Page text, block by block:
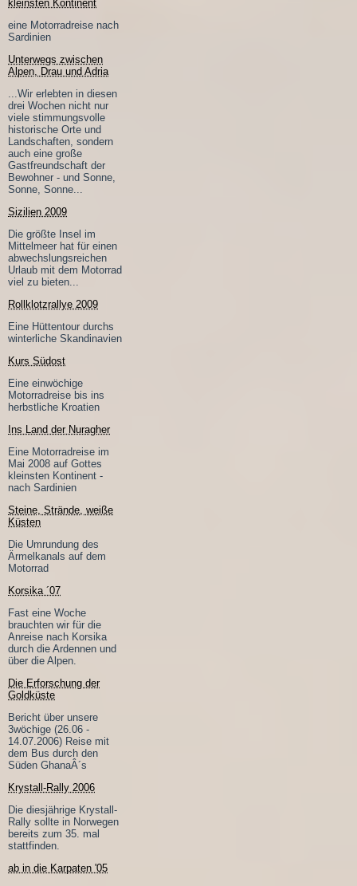
kleinsten Kontinent
eine Motorradreise nach
Sardinien
Unterwegs zwischen
Alpen, Drau und Adria
...Wir erlebten in diesen
drei Wochen nicht nur
viele stimmungsvolle
historische Orte und
Landschaften, sondern
auch eine große
Gastfreundschaft der
Bewohner - und Sonne,
Sonne, Sonne...
Sizilien 2009
Die größte Insel im
Mittelmeer hat für einen
abwechslungsreichen
Urlaub mit dem Motorrad
viel zu bieten...
Rollklotzrallye 2009
Eine Hüttentour durchs
winterliche Skandinavien
Kurs Südost
Eine einwöchige
Motorradreise bis ins
herbstliche Kroatien
Ins Land der Nuragher
Eine Motorradreise im
Mai 2008 auf Gottes
kleinsten Kontinent -
nach Sardinien
Steine, Strände, weiße
Küsten
Die Umrundung des
Ärmelkanals auf dem
Motorrad
Korsika ´07
Fast eine Woche
brauchten wir für die
Anreise nach Korsika
durch die Ardennen und
über die Alpen.
Die Erforschung der
Goldküste
Bericht über unsere
3wöchige (26.06 -
14.07.2006) Reise mit
dem Bus durch den
Süden GhanaÂ´s
Krystall-Rally 2006
Die diesjährige Krystall-
Rally sollte in Norwegen
bereits zum 35. mal
stattfinden.
ab in die Karpaten '05